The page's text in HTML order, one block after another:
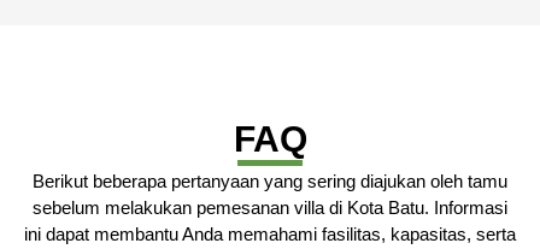
FAQ
Berikut beberapa pertanyaan yang sering diajukan oleh tamu
sebelum melakukan pemesanan villa di Kota Batu. Informasi
ini dapat membantu Anda memahami fasilitas, kapasitas, serta